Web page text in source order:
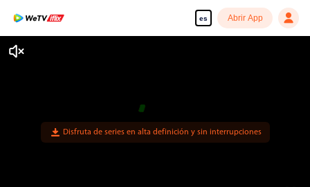
es Abrir App
Disfruta de series en alta definición y sin interrupciones